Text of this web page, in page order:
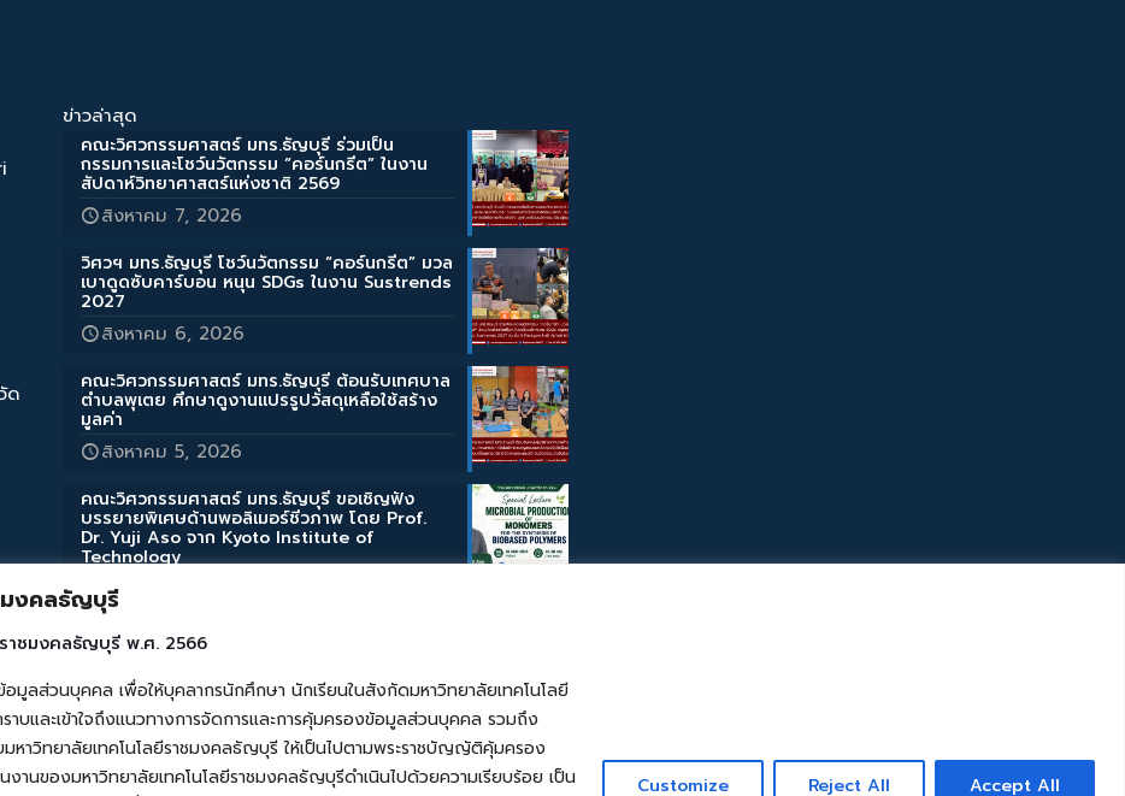
มงคลธัญบุรี
าชมงคลธัญบุรี พ.ศ. 2566
วนบุคคล เพื่อให้บุคลากรนักศึกษา นักเรียนในสังกัดมหาวิทยาลัยเทคโนโลยี
บและเข้าใจถึงแนวทางการจัดการและการคุ้มครองข้อมูลส่วนบุคคล รวมถึง
าวิทยาลัยเทคโนโลยีราชมงคลธัญบุรี ให้เป็นไปตามพระราชบัญญัติคุ้มครอง
านของมหาวิทยาลัยเทคโนโลยีราชมงคลธัญบุรีดำเนินไปด้วยความเรียบร้อย เป็น
Customize Reject All Accept All
ด
ข่าวล่าสุด
คณะวิศวกรรมศาสตร์ มทร.ธัญบุรี ร่วมเป็น
กรรมการและโชว์นวัตกรรม “คอร์นกรีต” ในงาน
สัปดาห์วิทยาศาสตร์แห่งชาติ 2569
สิงหาคม 7, 2026
วิศวฯ มทร.ธัญบุรี โชว์นวัตกรรม “คอร์นกรีต” มวล
เบาดูดซับคาร์บอน หนุน SDGs ในงาน Sustrends
2027
สิงหาคม 6, 2026
คณะวิศวกรรมศาสตร์ มทร.ธัญบุรี ต้อนรับเทศบาล
ตำบลพุเตย ศึกษาดูงานแปรรูปวัสดุเหลือใช้สร้าง
มูลค่า
สิงหาคม 5, 2026
คณะวิศวกรรมศาสตร์ มทร.ธัญบุรี ขอเชิญฟัง
บรรยายพิเศษด้านพอลิเมอร์ชีวภาพ โดย Prof.
Dr. Yuji Aso จาก Kyoto Institute of
Technology
สิงหาคม 3, 2026
คณะวิศวกรรมศาสตร์ มทร.ธัญบุรี ขอเชิญฟัง
บรรยายพิเศษด้านสิ่งแวดล้อมและการเกษตร โดย
Assoc. Prof. Takahashi Katsuyuki จาก Iwate
University
สิงหาคม 3, 2026